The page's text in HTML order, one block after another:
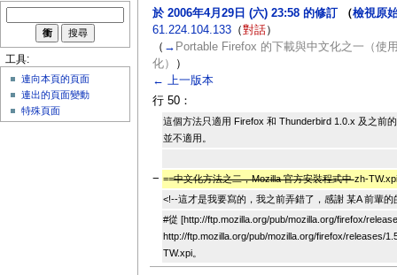
於 2006年4月29日 (六) 23:58 的修訂 （檢視原
61.224.104.133（對話）
（ → Portable Firefox 的下載與中文化之一（使
化）
）
← 上一版本
行 50：
這個方法只適用 Firefox 和 Thunderbird 1.0.x 及之前
並不適用。
− ==中文化方法之二，Mozilla 官方安裝程式中zh-
<!--這才是我要寫的，我之前弄錯了，感謝 某A 前輩的
#從 [http://ftp.mozilla.org/pub/mozilla.org/firefox/
http://ftp.mozilla.org/pub/mozilla.org/firefox/releases/
TW.xpi。
工具:
連向本頁的頁面
連出的頁面變動
特殊頁面